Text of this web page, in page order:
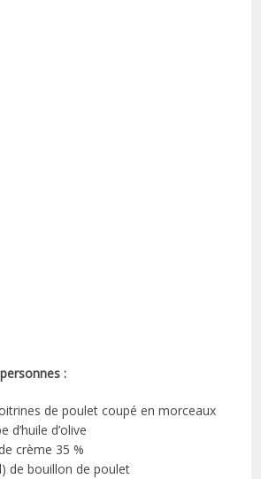
:
de poulet coupé en morceaux
d’huile d’olive
crème 35 %
de bouillon de poulet